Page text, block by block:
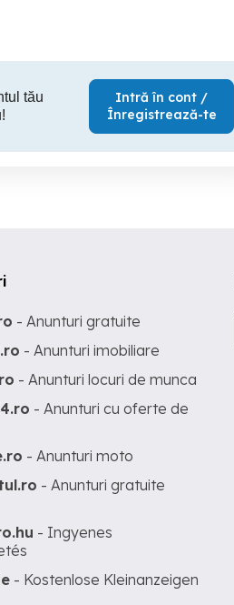
tău
Intră în cont /
Înregistrează-te
- Anunturi gratuite
- Anunturi imobiliare
- Anunturi locuri de munca
- Anunturi cu oferte de
- Anunturi moto
- Anunturi gratuite
- Ingyenes
- Kostenlose Kleinanzeigen